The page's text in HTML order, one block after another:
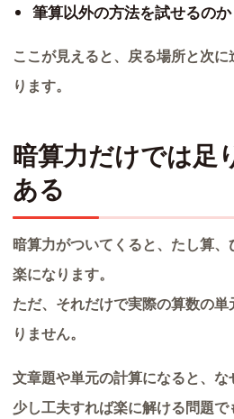
筆算以外の方法を試せるのか
ここが見えると、戻る場所と次
ります。
暗算力だけでは足
ある
暗算力がついてくると、たし算
楽になります。
ただ、それだけで実際の算数の
りません。
文章題や単元の計算になると、な
少し工夫すれば楽に解ける問題